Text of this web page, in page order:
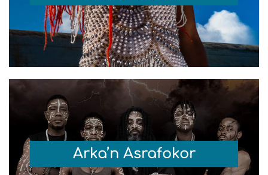
Arka’n Asrafokor